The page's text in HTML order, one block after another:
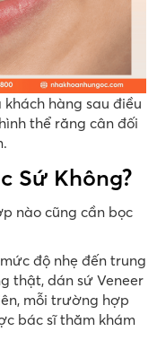
sau điều
thể răng cân đối
Sứ Không?
nào cũng cần bọc
độ nhẹ đến trung
thật, dán sứ Veneer
mỗi trường hợp
bác sĩ thăm khám